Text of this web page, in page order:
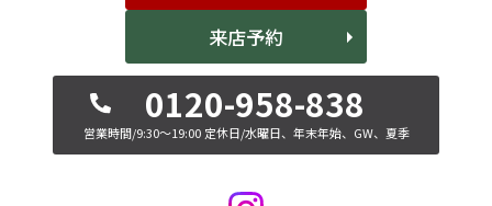
来店予約
0120-958-838
営業時間/9:30～19:00 定休日/水曜日、年末年始、GW、夏季